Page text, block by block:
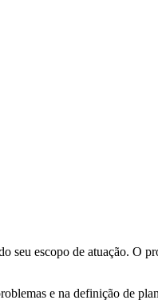
escopo de atuação. O
e na definição de